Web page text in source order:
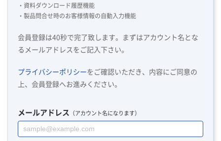
・資料ダウンロード履歴機能
・製品問合せ時のお客様情報の自動入力機能
会員登録は40秒で完了致します。まずはアカウント名とな
るメールアドレスをご記入下さい。
プライバシーポリシーをご確認いただき、内容にご同意の
上、会員登録へお進みください。
メールアドレス （アカウント名になります）